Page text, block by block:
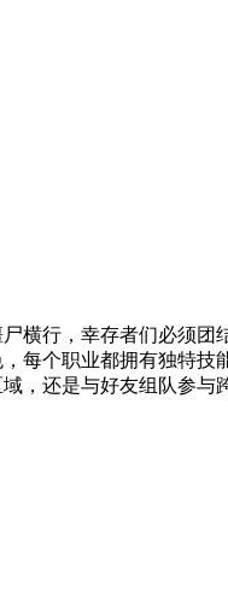
横行，幸存者们必须
每个职业都拥有独特
还是与好友组队参与